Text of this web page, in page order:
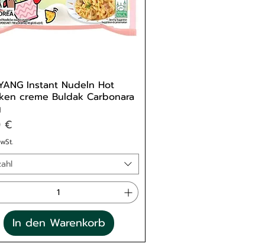
Instant Nudeln Hot
creme Buldak Carbonara
€
In den Warenkorb